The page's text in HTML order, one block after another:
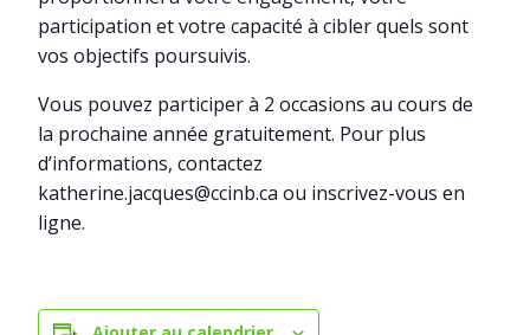
participation et votre capacité à cibler quels sont
vos objectifs poursuivis.
Vous pouvez participer à 2 occasions au cours de
la prochaine année gratuitement. Pour plus
d’informations, contactez
katherine.jacques@ccinb.ca ou inscrivez-vous en
ligne.